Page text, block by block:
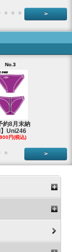
>
No.3
約8月末納
Uni246
円(税込)
>